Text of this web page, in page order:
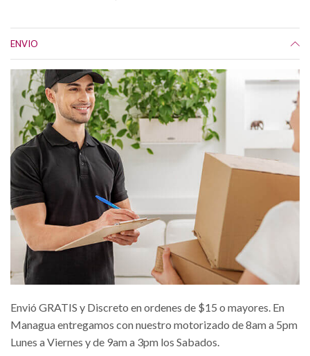
ENVIO
Envió GRATIS y Discreto en ordenes de $15 o mayores. En
Managua entregamos con nuestro motorizado de 8am a 5pm
Lunes a Viernes y de 9am a 3pm los Sabados.